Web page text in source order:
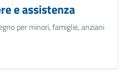
e assistenza
per minori, famiglie, anziani